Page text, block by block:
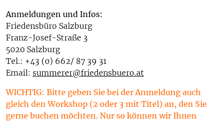
Anmeldungen und Infos:
Friedensbüro Salzburg
Franz-Josef-Straße 3
5020 Salzburg
Tel.: +43 (0) 662/ 87 39 31
Email: summerer@friedensbuero.at
WICHTIG: Bitte geben Sie bei der Anmeldung auch
gleich den Workshop (2 oder 3 mit Titel) an, den Sie
gerne buchen möchten. Nur so können wir Ihnen